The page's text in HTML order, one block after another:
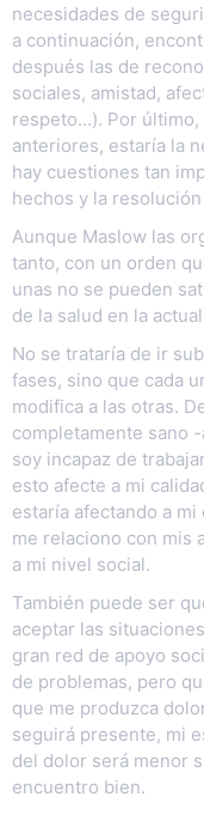
necesidades de
a continuación,
después las de
sociales, amistad,
respeto…). Por último,
anteriores, estaría la
hay cuestiones tan
hechos y la
Aunque Maslow las
tanto, con un orden
unas no se pueden
de la salud en la
No se trataría de ir
fases, sino que cada
modifica a las otras.
completamente sano
soy incapaz de
esto afecte a mi
estaría afectando a
me relaciono con mis
a mi nivel social.
También puede ser
aceptar las
gran red de apoyo
de problemas, pero
que me produzca
seguirá presente, mi
del dolor será menor
encuentro bien.